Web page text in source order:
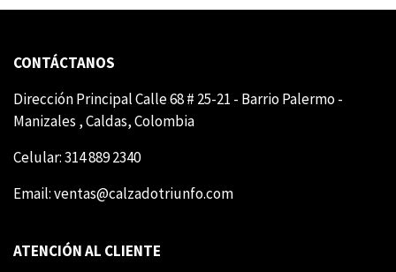
CONTÁCTANOS
Dirección Principal Calle 68 # 25-21 - Barrio Palermo -
Manizales , Caldas, Colombia
Celular: 314 889 2340
Email:ventas@calzadotriunfo.com
ATENCIÓN AL CLIENTE